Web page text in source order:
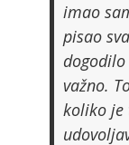
imao
pisao
važno.
koliko je